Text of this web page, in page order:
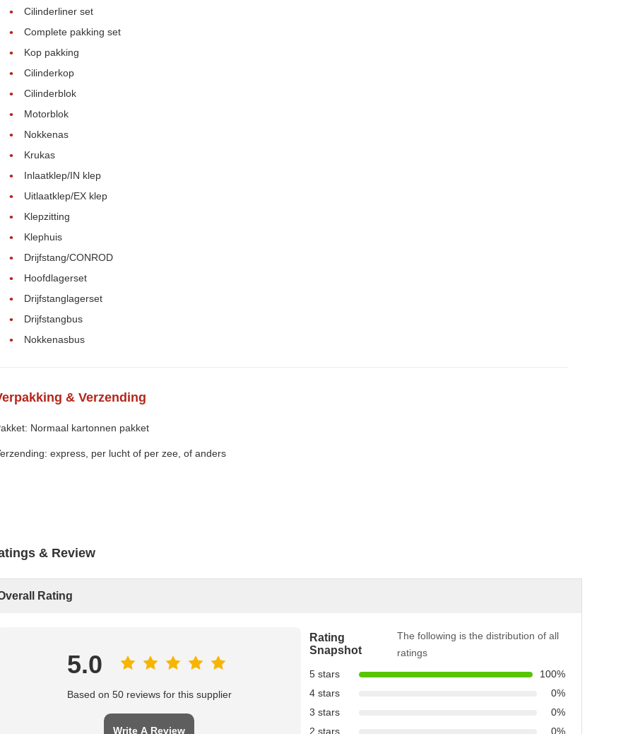
Cilinderliner set
Complete pakking set
Kop pakking
Cilinderkop
Cilinderblok
Motorblok
Nokkenas
Krukas
Inlaatklep/IN klep
Uitlaatklep/EX klep
Klepzitting
Klephuis
Drijfstang/CONROD
Hoofdlagerset
Drijfstanglagerset
Drijfstangbus
Nokkenasbus
& Verzending
Normaal kartonnen pakket
express, per lucht of per zee, of anders
& Review
Rating
5.0
Based on 50 reviews for this supplier
Write A Review
Rating
Snapshot
The following is the distribution of all
ratings
5 stars
100%
4 stars
0%
3 stars
0%
2 stars
0%